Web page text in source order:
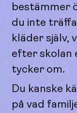
bestämmer
du inte träffa
kläder själv,
efter skolan
tycker om.
Du kanske
på vad